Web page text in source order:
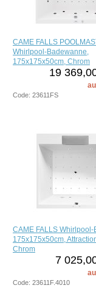
CAME FALLS
Whirlpool-Badewanne,
175x175x50cm, Chrom
19
Code: 23611FS
CAME FALLS
175x175x50cm,
Chrom
7
Code: 23611F.4010